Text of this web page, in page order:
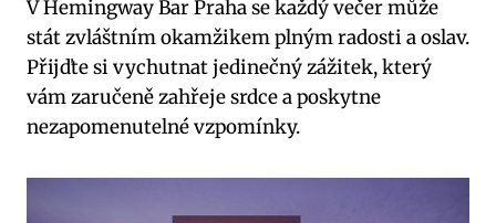
V Hemingway Bar Praha se každý večer může
stát zvláštním okamžikem plným radosti a oslav.
Přijďte si vychutnat jedinečný zážitek, který
vám zaručeně zahřeje srdce a poskytne
nezapomenutelné vzpomínky.